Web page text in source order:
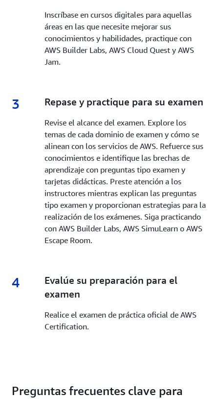
Inscríbase en cursos digitales para aquellas
áreas en las que necesite mejorar sus
conocimientos y habilidades, practique con
AWS Builder Labs, AWS Cloud Quest y AWS
Jam.
3 3.
Repase y practique para su examen
Revise el alcance del examen. Explore los
temas de cada dominio de examen y cómo se
alinean con los servicios de AWS. Refuerce sus
conocimientos e identifique las brechas de
aprendizaje con preguntas tipo examen y
tarjetas didácticas. Preste atención a los
instructores mientras explican las preguntas
tipo examen y proporcionan estrategias para la
realización de los exámenes. Siga practicando
con AWS Builder Labs, AWS SimuLearn o AWS
Escape Room.
4 4.
Evalúe su preparación para el
examen
Realice el examen de práctica oficial de AWS
Certification.
Preguntas frecuentes clave para